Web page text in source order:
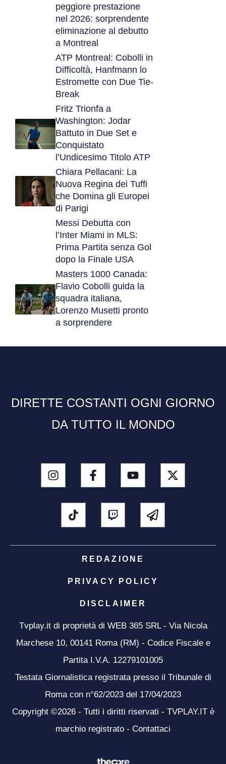
peggiore prestazione
nel 2026: sorprendente
eliminazione al debutto
a Montreal
ATP Montreal: Cobolli in
Difficoltà, Hanfmann lo
Estromette con Due Tie-
Break
Fritz Trionfa a
Washington: Jodar
Battuto in Due Set e
Conquistato
l’Undicesimo Titolo ATP
Chiara Pellacani: La
Nuova Regina dei Tuffi
che Domina gli Europei
di Parigi
Messi Debutta con
l’Inter Miami in MLS:
Prima Partita senza Gol
dopo la Finale USA
Masters 1000 Canada:
Flavio Cobolli guida la
squadra italiana,
Lorenzo Musetti pronto
a sorprendere
DIRETTE COSTANTI OGNI GIORNO
DA TUTTO IL MONDO
REDAZIONE
PRIVACY POLICY
DISCLAIMER
Tvplay.it di proprietà di WEB 365 SRL - Via Nicola
Marchese 10, 00141 Roma (RM) - Codice Fiscale e
Partita I.V.A. 12279101005
Testata Giornalistica registrata presso il Tribunale di
Roma con n°62/2023 del 17/04/2023
Copyright ©2026 - Tutti i diritti riservati - TVPLAY.IT è
marchio registrato - Contattaci